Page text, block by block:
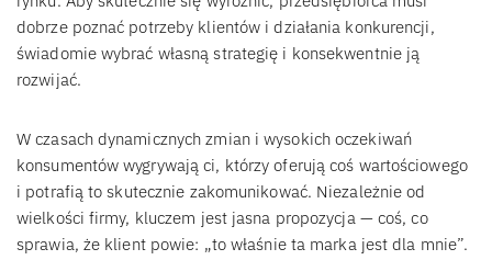
dobrze poznać potrzeby klientów i działania konkurencji,
świadomie wybrać własną strategię i konsekwentnie ją
rozwijać.
W czasach dynamicznych zmian i wysokich oczekiwań
konsumentów wygrywają ci, którzy oferują coś wartościowego
i potrafią to skutecznie zakomunikować. Niezależnie od
wielkości firmy, kluczem jest jasna propozycja — coś, co
sprawia, że klient powie: „to właśnie ta marka jest dla mnie”.